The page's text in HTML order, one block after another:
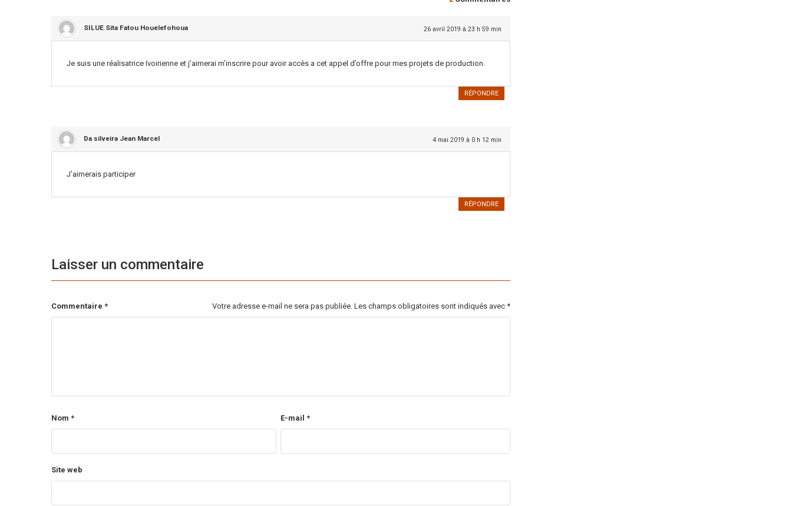
SILUE Sita Fatou Houelefohoua 26 avril 2019 à 23 h 59 min
Je suis une réalisatrice Ivoirienne et j’aimerai m’inscrire pour avoir accès a cet appel d’offre pour mes projets de production.
RÉPONDRE
Da silveira Jean Marcel 4 mai 2019 à 0 h 12 min
J’aimerais participer
RÉPONDRE
Laisser un commentaire
Votre adresse e-mail ne sera pas publiée. Les champs obligatoires sont indiqués avec *
Commentaire *
Nom * E-mail*
Site web